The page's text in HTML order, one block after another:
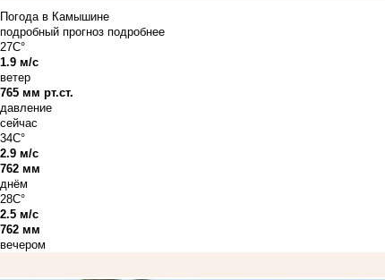
Погода в Камышине
подробный прогноз подробнее
27C°
1.9 м/с
ветер
765 мм рт.ст.
давление
сейчас
34C°
2.9 м/с
762 мм
днём
28C°
2.5 м/с
762 мм
вечером